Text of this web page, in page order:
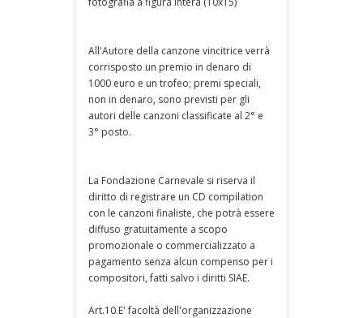
All'Autore della canzone vincitrice verrà
corrisposto un premio in denaro di
1000 euro e un trofeo; premi speciali,
non in denaro, sono previsti per gli
autori delle canzoni classificate al 2° e
3° posto.
La Fondazione Carnevale si riserva il
diritto di registrare un CD compilation
con le canzoni finaliste, che potrà essere
diffuso gratuitamente a scopo
promozionale o commercializzato a
pagamento senza alcun compenso per i
compositori, fatti salvo i diritti SIAE.
Art.10.E' facoltà dell'organizzazione